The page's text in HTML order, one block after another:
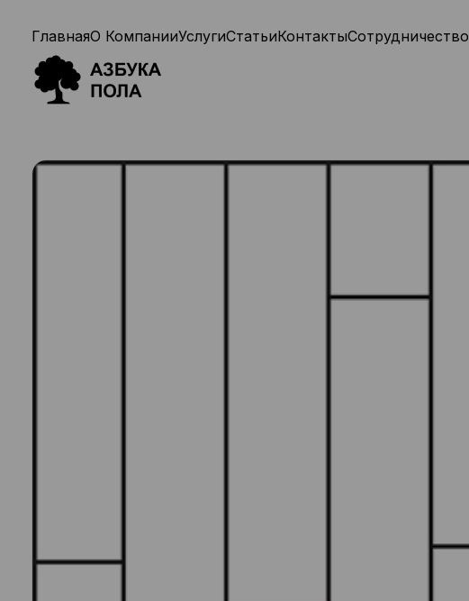
ГлавнаяО КомпанииУслугиСтатьиКонтактыСотрудничество